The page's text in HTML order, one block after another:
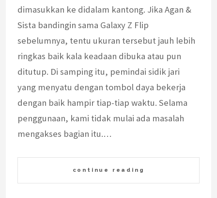
dimasukkan ke didalam kantong. Jika Agan &
Sista bandingin sama Galaxy Z Flip
sebelumnya, tentu ukuran tersebut jauh lebih
ringkas baik kala keadaan dibuka atau pun
ditutup. Di samping itu, pemindai sidik jari
yang menyatu dengan tombol daya bekerja
dengan baik hampir tiap-tiap waktu. Selama
penggunaan, kami tidak mulai ada masalah
mengakses bagian itu.…
continue reading